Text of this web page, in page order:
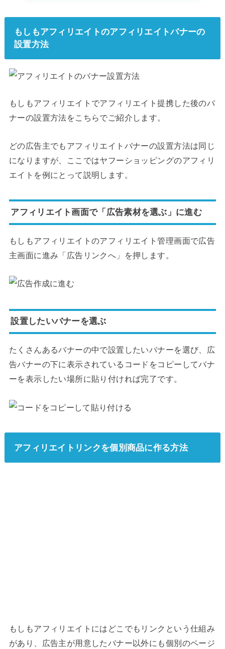
もしもアフィリエイトのアフィリエイトバナーの
設置方法
もしもアフィリエイトでアフィリエイト提携した後のバ
ナーの設置方法をこちらでご紹介します。
どの広告主でもアフィリエイトバナーの設置方法は同じ
になりますが、ここではヤフーショッピングのアフィリ
エイトを例にとって説明します。
アフィリエイト画面で「広告素材を選ぶ」に進む
もしもアフィリエイトのアフィリエイト管理画面で広告
主画面に進み「広告リンクへ」を押します。
設置したいバナーを選ぶ
たくさんあるバナーの中で設置したいバナーを選び、広
告バナーの下に表示されているコードをコピーしてバナ
ーを表示したい場所に貼り付ければ完了です。
アフィリエイトリンクを個別商品に作る方法
もしもアフィリエイトにはどこでもリンクという仕組み
があり、広告主が用意したバナー以外にも個別のページ